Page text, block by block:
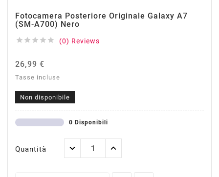
Fotocamera Posteriore Originale Galaxy A7
(SM-A700) Nero
     (0) Reviews
26,99 €
Tasse incluse
Non disponibile
0 Disponibili
Quantità